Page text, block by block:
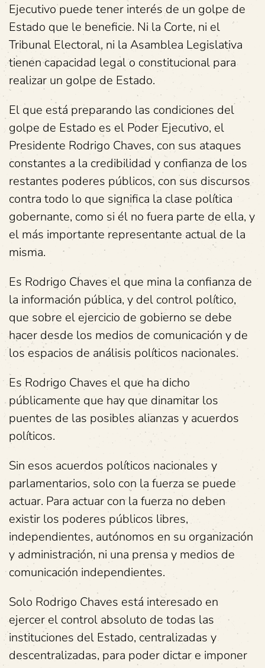
Ejecutivo puede tener interés de un golpe de
Estado que le beneficie. Ni la Corte, ni el
Tribunal Electoral, ni la Asamblea Legislativa
tienen capacidad legal o constitucional para
realizar un golpe de Estado.
El que está preparando las condiciones del
golpe de Estado es el Poder Ejecutivo, el
Presidente Rodrigo Chaves, con sus ataques
constantes a la credibilidad y confianza de los
restantes poderes públicos, con sus discursos
contra todo lo que significa la clase política
gobernante, como si él no fuera parte de ella, y
el más importante representante actual de la
misma.
Es Rodrigo Chaves el que mina la confianza de
la información pública, y del control político,
que sobre el ejercicio de gobierno se debe
hacer desde los medios de comunicación y de
los espacios de análisis políticos nacionales.
Es Rodrigo Chaves el que ha dicho
públicamente que hay que dinamitar los
puentes de las posibles alianzas y acuerdos
políticos.
Sin esos acuerdos políticos nacionales y
parlamentarios, solo con la fuerza se puede
actuar. Para actuar con la fuerza no deben
existir los poderes públicos libres,
independientes, autónomos en su organización
y administración, ni una prensa y medios de
comunicación independientes.
Solo Rodrigo Chaves está interesado en
ejercer el control absoluto de todas las
instituciones del Estado, centralizadas y
descentralizadas, para poder dictar e imponer